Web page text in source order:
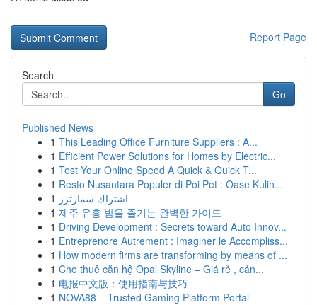
Report Page
Search
Go
Published News
1 This Leading Office Furniture Suppliers : A...
1 Efficient Power Solutions for Homes by Electric...
1 Test Your Online Speed A Quick & Quick T...
1 Resto Nusantara Populer di Poi Pet : Oase Kulin...
1 اشتراك سمارترز
1 제주 유흥 밤을 즐기는 완벽한 가이드
1 Driving Development : Secrets toward Auto Innov...
1 Entreprendre Autrement : Imaginer le Accompliss...
1 How modern firms are transforming by means of ...
1 Cho thuê căn hộ Opal Skyline – Giá rẻ , cản...
1 电报中文版：使用指南与技巧
1 NOVA88 – Trusted Gaming Platform Portal